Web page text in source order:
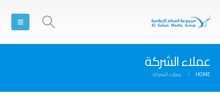
عملاء الشركة
HOME عملاء الشركة